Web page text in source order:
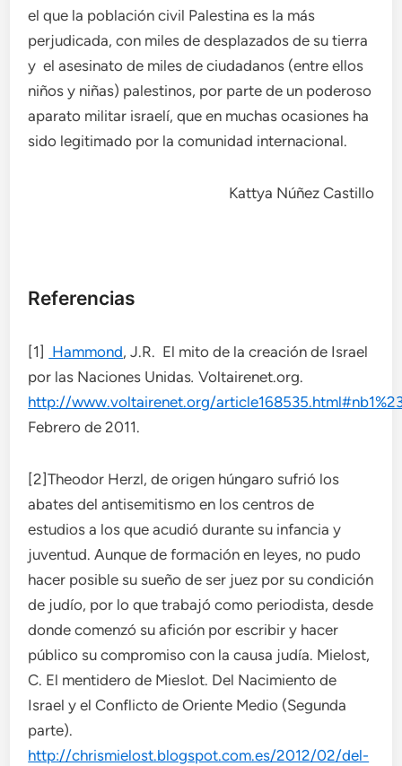
el que la población civil Palestina es la más
perjudicada, con miles de desplazados de su tierra
y el asesinato de miles de ciudadanos (entre ellos
niños y niñas) palestinos, por parte de un poderoso
aparato militar israelí, que en muchas ocasiones ha
sido legitimado por la comunidad internacional.
Kattya Núñez Castillo
Referencias
[1] Hammond, J.R. El mito de la creación de Israel
por las Naciones Unidas.Voltairenet.org.
http://www.voltairenet.org/
Febrero de 2011.
[2]Theodor Herzl, de origen húngaro sufrió los
abates del antisemitismo en los centros de
estudios a los que acudió durante su infancia y
juventud. Aunque de formación en leyes, no pudo
hacer posible su sueño de ser juez por su condición
de judío, por lo que trabajó como periodista, desde
donde comenzó su afición por escribir y hacer
público su compromiso con la causa judía. Mielost,
C. El mentidero de Mieslot. Del Nacimiento de
Israel y el Conflicto de Oriente Medio (Segunda
parte).
http://chrismielost.blogspot.com.es/2012/02/del-